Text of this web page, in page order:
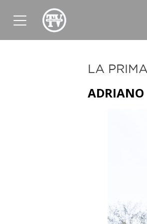
News
LA